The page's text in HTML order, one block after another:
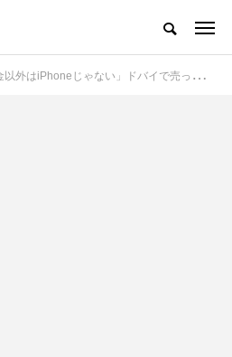
iPhoneじゃない」ドバイで売ってるiPhoneは金ピカだった：山根康宏のキニナルガジェット